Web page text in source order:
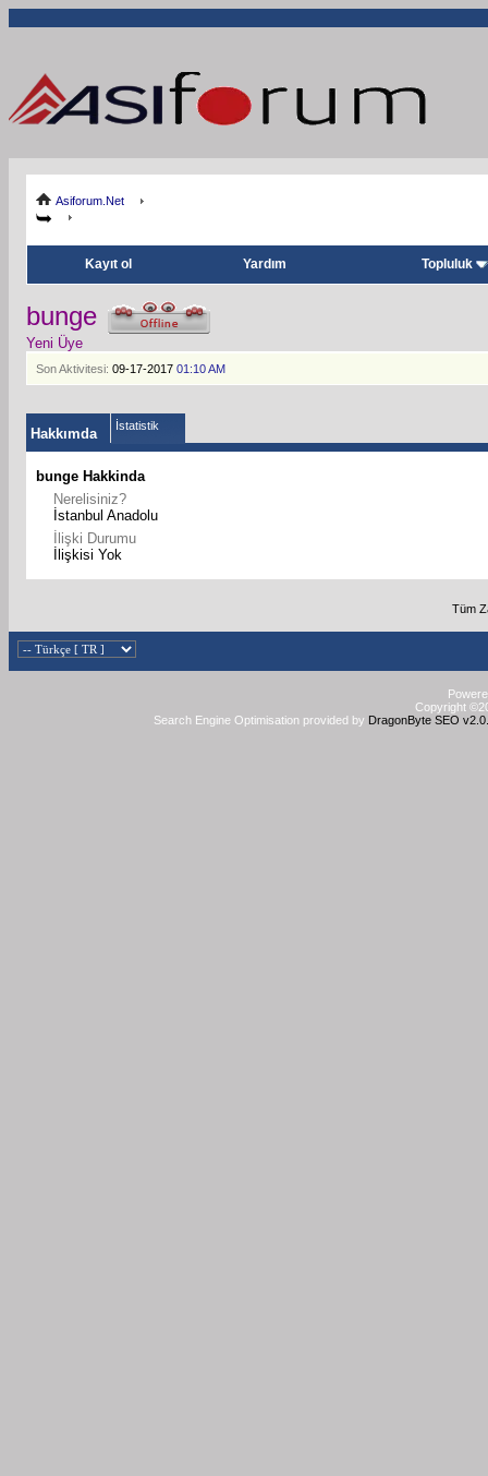
Asiforum.Net
Kayıt ol Yardım Topluluk
bunge
Yeni Üye
Son Aktivitesi: 09-17-2017 01:10 AM
Hakkımda İstatistik
bunge Hakkinda
Nerelisiniz?
İstanbul Anadolu
İlişki Durumu
İlişkisi Yok
Tüm
Copyright
Search Engine Optimisation provided by DragonByte SEO